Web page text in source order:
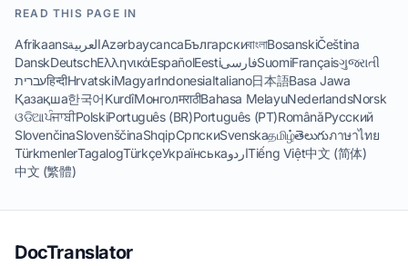
READ THIS PAGE IN
AfrikaansالعربيةAzərbaycancaБългарскиবাংলাBosanskiČeština
DanskDeutschΕλληνικάEspañolEestiفارسیSuomiFrançaisગુજરાતી
עבריתहिन्दीHrvatskiMagyarIndonesiaItaliano日本語Basa Jawa
Қазақша한국어KurdîМонголमराठीBahasa MelayuNederlandsNorsk
ଓଡିଆਪੰਜਾਬੀPolskiPortuguês (BR)Português (PT)RomânăРусский
SlovenčinaSlovenščinaShqipСрпскиSvenskaதமிழ்తెలుగుภาษาไทย
TürkmenlerTagalogTürkçeУкраїнськаاردوTiếng Việt中文 (简体)
中文 (繁體)
DocTranslator